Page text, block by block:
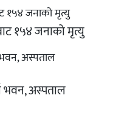
१५४ जनाको मृत्यु
भवन, अस्पताल